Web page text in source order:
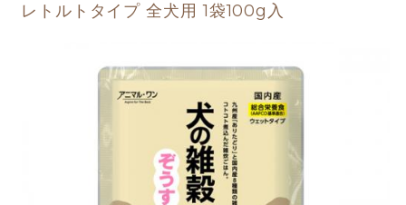
レトルトタイプ 全犬用 1袋100g入